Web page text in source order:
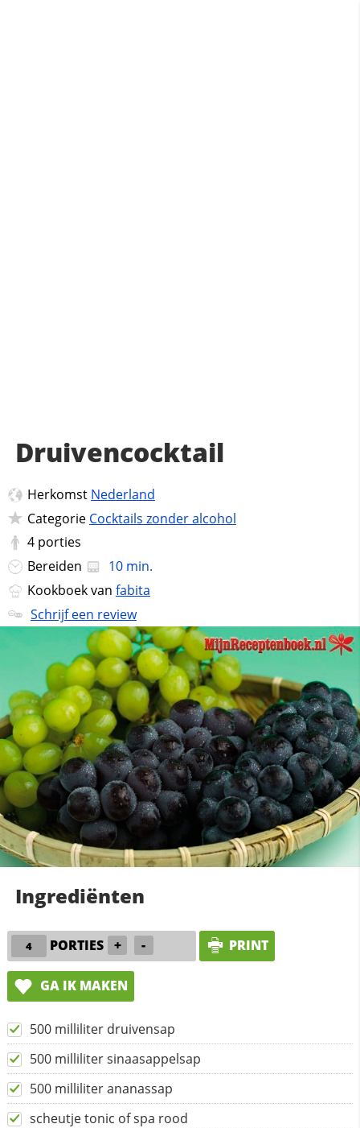
Druivencocktail
Herkomst Nederland
Categorie Cocktails zonder alcohol
4 porties
Bereiden
10 min.
Kookboek van fabita
Schrijf een review
Ingrediënten
PORTIES + - PRINT
GA IK MAKEN
500 milliliter druivensap
500 milliliter sinaasappelsap
500 milliliter ananassap
scheutje tonic of spa rood